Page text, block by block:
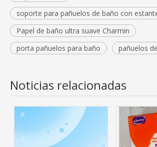
soporte para pañuelos de baño con
Papel de baño ultra suave Charmin
porta pañuelos para baño
pañuelos
Noticias relacionadas